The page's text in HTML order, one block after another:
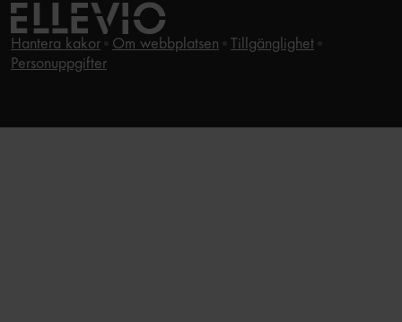
Hantera kakor Om webbplatsen
Tillgänglighet
Personuppgifter